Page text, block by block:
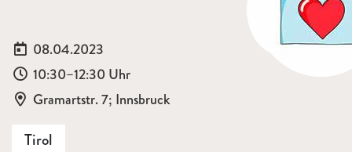
Bericht zur Veranstaltung
Datum:
08.04.2023
Uhrzeit:
10:30–12:30 Uhr
Ort:
Gramartstr. 7; Innsbruck
Tirol